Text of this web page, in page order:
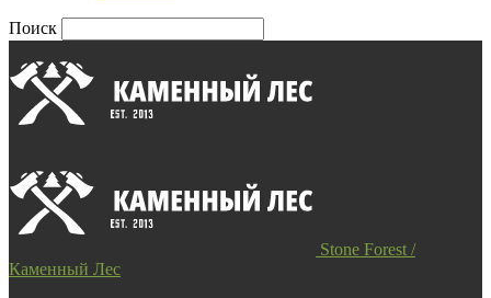
Поиск
Stone Forest /
Каменный Лес